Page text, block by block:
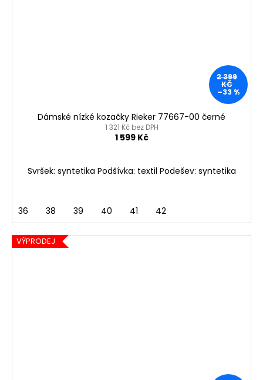
2 399
KČ
–33 %
Dámské nízké kozačky Rieker 77667-00 černé
1 321 Kč bez DPH
1 599 Kč
Svršek: syntetika Podšívka: textil Podešev: syntetika
36 38 39 40 41 42
VÝPRODEJ